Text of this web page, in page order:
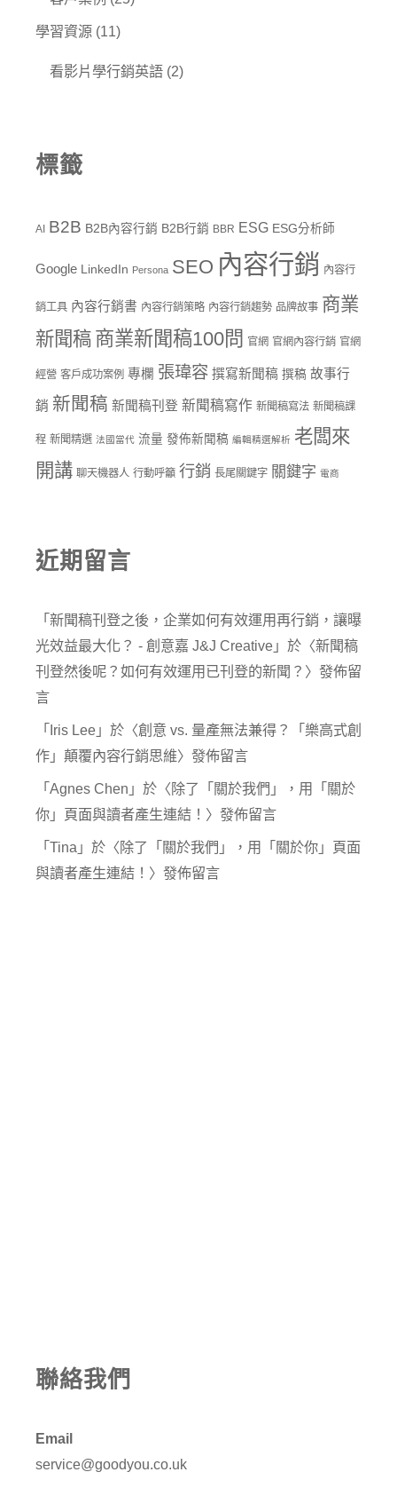
學習資源 (11)
看影片學行銷英語 (2)
標籤
AI B2B B2B內容行銷 B2B行銷 BBR ESG ESG分析師
Google LinkedIn Persona SEO 內容行銷 內容行
銷工具 內容行銷書 內容行銷策略 內容行銷趨勢 品牌故事 商業
新聞稿 商業新聞稿100問 官網 官網內容行銷 官網
經營 客戶成功案例 專欄 張瑋容 撰寫新聞稿 撰稿 故事行
銷 新聞稿 新聞稿刊登 新聞稿寫作 新聞稿寫法 新聞稿課
程 新聞精選 法國當代 流量 發佈新聞稿 編輯精選解析 老闆來
開講 聊天機器人 行動呼籲 行銷 長尾關鍵字 關鍵字 電商
近期留言
「 新聞稿刊登之後，企業如何有效運用再行銷，讓曝
光效益最大化？ - 創意嘉 J&J Creative 」於〈新聞稿
刊登然後呢？如何有效運用已刊登的新聞？ 〉發佈留
言
「 Iris Lee 」於〈創意 vs. 量產無法兼得？「樂高式創
作」顛覆內容行銷思維〉發佈留言
「 Agnes Chen 」於〈除了「關於我們」，用「關於
你」頁面與讀者產生連結！ 〉發佈留言
「 Tina 」於〈除了「關於我們」，用「關於你」頁面
與讀者產生連結！ 〉發佈留言
聯絡我們
Email
service@goodyou.co.uk